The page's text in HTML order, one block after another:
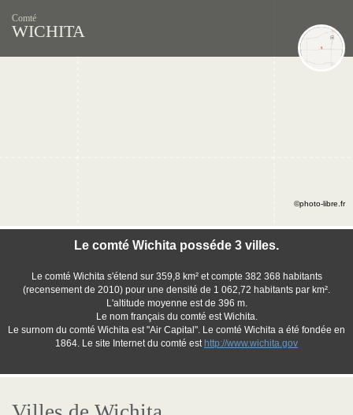
Comté
WICHITA
Le comté Wichita posséde 3 villes.
Le comté Wichita s'étend sur 359,8 km² et compte 382 368 habitants
(recensement de 2010) pour une densité de 1 062,72 habitants par km².
L'altitude moyenne est de 396 m.
Le nom français du comté est Wichita.
Le surnom du comté Wichita est "Air Capital". Le comté Wichita a été fondée en
1864. Le site Internet du comté est http://www.wichita.gov
©photo-libre.fr